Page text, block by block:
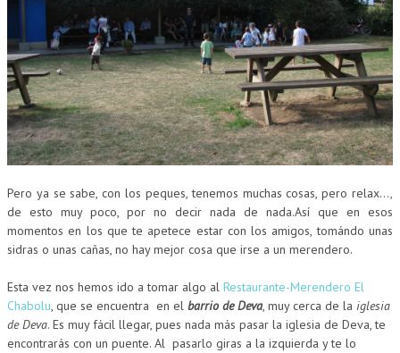
Pero ya se sabe, con los peques, tenemos muchas cosas, pero relax…,
de esto muy poco, por no decir nada de nada.Así que en esos
momentos en los que te apetece estar con los amigos, tomándo unas
sidras o unas cañas, no hay mejor cosa que irse a un merendero.
Esta vez nos hemos ido a tomar algo al Restaurante-Merendero El
Chabolu, que se encuentra en el barrio de Deva, muy cerca de la iglesia
de Deva. Es muy fácil llegar, pues nada más pasar la iglesia de Deva, te
encontrarás con un puente. Al pasarlo giras a la izquierda y te lo